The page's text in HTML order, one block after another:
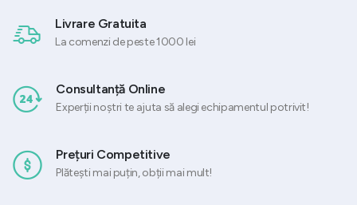
Livrare Gratuita
La comenzi de peste 1000 lei
Consultanță Online
Experții noștri te ajuta să alegi echipamentul potrivit!
Prețuri Competitive
Plătești mai puțin, obții mai mult!